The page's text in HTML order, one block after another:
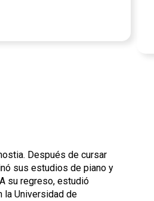
Después de cursar
sus estudios de piano y
su regreso, estudió
la Universidad de